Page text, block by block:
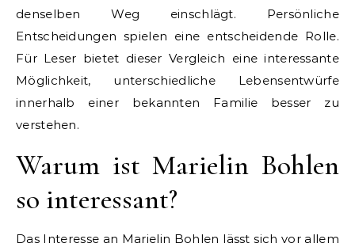
denselben Weg einschlägt. Persönliche
Entscheidungen spielen eine entscheidende Rolle.
Für Leser bietet dieser Vergleich eine interessante
Möglichkeit, unterschiedliche Lebensentwürfe
innerhalb einer bekannten Familie besser zu
verstehen.
Warum ist Marielin Bohlen
so interessant?
Das Interesse an Marielin Bohlen lässt sich vor allem